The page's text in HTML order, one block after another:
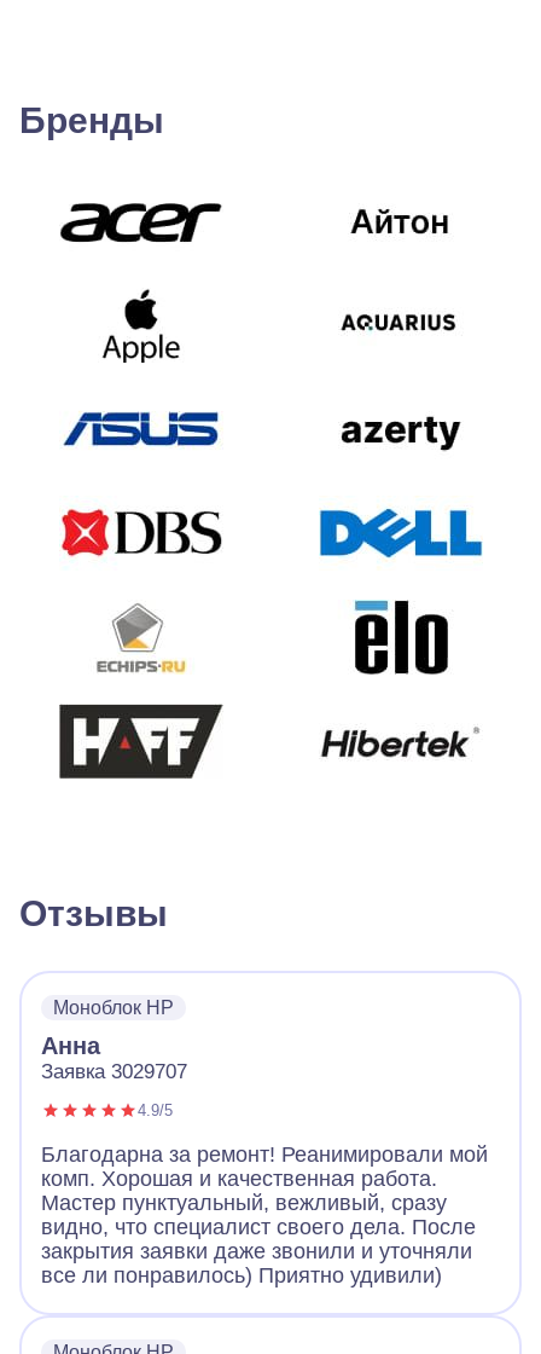
Бренды
Отзывы
Моноблок HP
Анна
Заявка 3029707
4.9/5
Благодарна за ремонт! Реанимировали мой
комп. Хорошая и качественная работа.
Мастер пунктуальный, вежливый, сразу
видно, что специалист своего дела. После
закрытия заявки даже звонили и уточняли
все ли понравилось) Приятно удивили)